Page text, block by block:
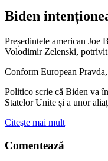
Biden
Președintele american
Volodimir Zelenski, potrivit
Conform European
Politico scrie că Biden va
Statelor Unite și a unor
Citeşte mai mult
Comentează